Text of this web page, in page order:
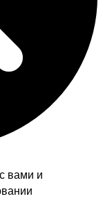
вами и